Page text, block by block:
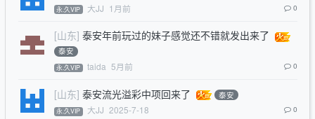
永.久VIP 大JJ 1月前 0
[山东] 泰安年前玩过的妹子感觉还不错就发出来了
泰安
永.久VIP taida 5月前 0
[山东] 泰安流光溢彩中项回来了 泰安
永.久VIP 大JJ 2025-7-18 0